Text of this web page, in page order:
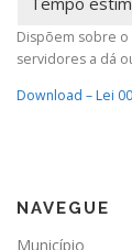
Dispõem sobre
servidores a dá
Download – Lei
NAVEGUE
Município